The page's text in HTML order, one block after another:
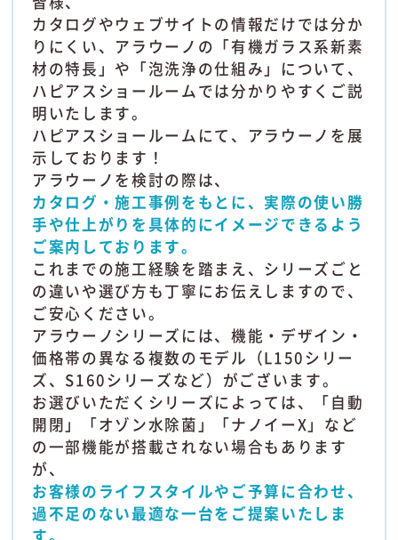
カタログやウェブサイトの情報だけでは分か
りにくい、アラウーノの「有機ガラス系新素
材の特長」や「泡洗浄の仕組み」について、
ハピアスショールームでは分かりやすくご説
明いたします。
ハピアスショールームにて、アラウーノを展
示しております！
アラウーノを検討の際は、
カタログ・施工事例をもとに、実際の使い勝
手や仕上がりを具体的にイメージできるよう
ご案内しております。
これまでの施工経験を踏まえ、シリーズごと
の違いや選び方も丁寧にお伝えしますので、
ご安心ください。
アラウーノシリーズには、機能・デザイン・
価格帯の異なる複数のモデル（L150シリー
ズ、S160シリーズなど）がございます。
お選びいただくシリーズによっては、「自動
開閉」「オゾン水除菌」「ナノイーX」など
の一部機能が搭載されない場合もあります
が、
お客様のライフスタイルやご予算に合わせ、
過不足のない最適な一台をご提案いたしま